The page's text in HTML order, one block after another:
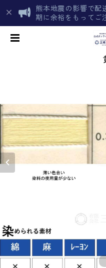
熊本地震の影響で配
期に余裕をもってご